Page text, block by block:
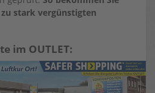
stark vergünstigten
im OUTLET: